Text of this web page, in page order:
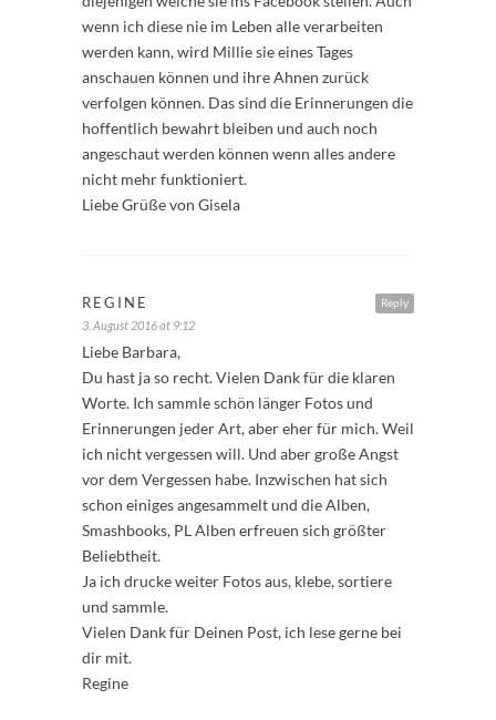
wenn ich diese nie im Leben alle verarbeiten
werden kann, wird Millie sie eines Tages
anschauen können und ihre Ahnen zurück
verfolgen können. Das sind die Erinnerungen die
hoffentlich bewahrt bleiben und auch noch
angeschaut werden können wenn alles andere
nicht mehr funktioniert.
Liebe Grüße von Gisela
Reply
REGINE
3. August 2016 at 9:12
Liebe Barbara,
Du hast ja so recht. Vielen Dank für die klaren
Worte. Ich sammle schön länger Fotos und
Erinnerungen jeder Art, aber eher für mich. Weil
ich nicht vergessen will. Und aber große Angst
vor dem Vergessen habe. Inzwischen hat sich
schon einiges angesammelt und die Alben,
Smashbooks, PL Alben erfreuen sich größter
Beliebtheit.
Ja ich drucke weiter Fotos aus, klebe, sortiere
und sammle.
Vielen Dank für Deinen Post, ich lese gerne bei
dir mit.
Regine